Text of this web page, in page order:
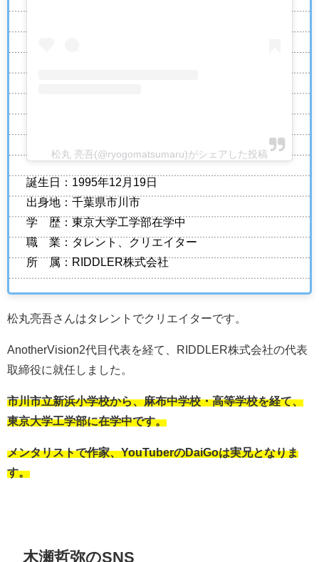
松丸 亮吾(@ryogomatsumaru)がシェアした投稿
誕生日：1995年12月19日
出身地：千葉県市川市
学 歴：東京大学工学部在学中
職 業：タレント、クリエイター
所 属：RIDDLER株式会社
松丸亮吾さんはタレントでクリエイターです。
AnotherVision2代目代表を経て、RIDDLER株式会社の代表
取締役に就任しました。
市川市立新浜小学校から、麻布中学校・高等学校を経て、
東京大学工学部に在学中です。
メンタリストで作家、YouTuberのDaiGoは実兄となりま
す。
木瀬哲弥のSNS